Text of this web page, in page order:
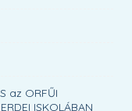
az ORFŰI
ISKOLÁBAN